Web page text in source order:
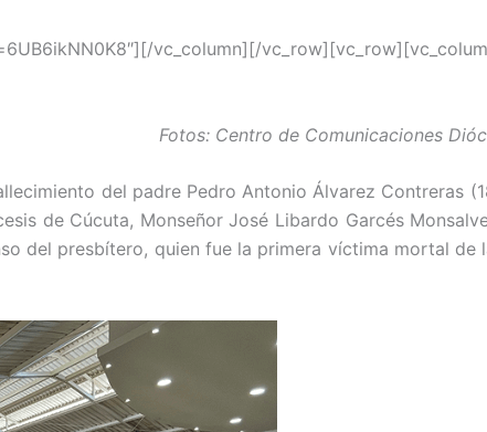
vc_column][/
Fotos: Centro de Comunicaciones
del padre Pedro Antonio Álvarez Contreras
de Cúcuta, Monseñor José Libardo Garcés
del presbítero, quien fue la primera víctima mortal de